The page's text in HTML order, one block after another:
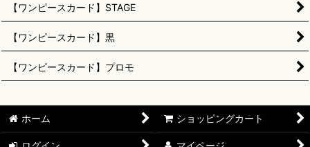
【ワンピースカード】STAGE
【ワンピースカード】黒
【ワンピースカード】プロモ
ホーム ショッピングカート